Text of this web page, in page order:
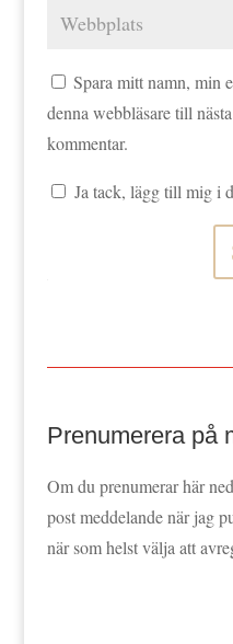
Spara mitt namn, min
denna webbläsare till
kommentar.
Ja tack, lägg till mig i
Prenumerera på
Om du prenumerar här
post meddelande när jag
när som helst välja att